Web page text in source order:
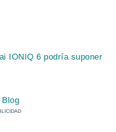
IONIQ 6 podría suponer
Blog